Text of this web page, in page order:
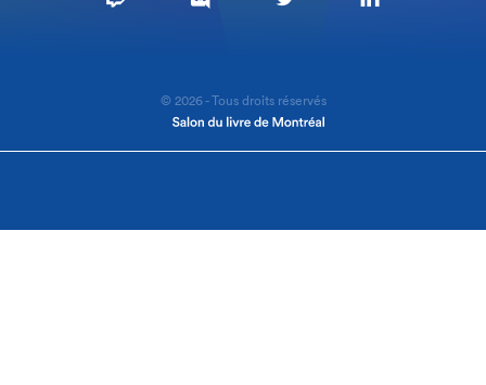
© 2026 - Tous droits réservés